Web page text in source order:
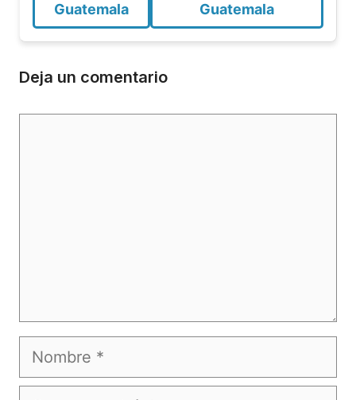
Guatemala
Guatemala
Deja un comentario
Nombre